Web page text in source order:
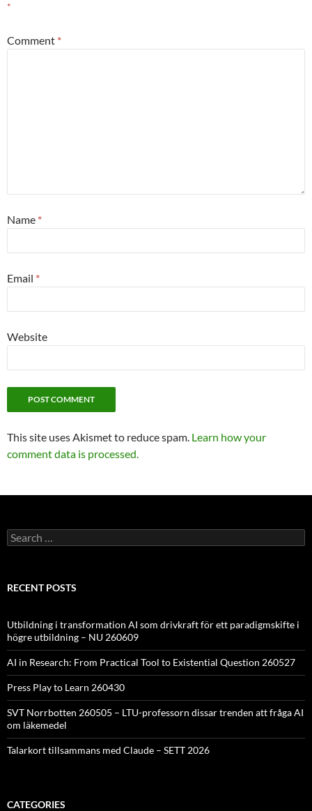
*
Comment *
Name *
Email *
Website
This site uses Akismet to reduce spam. Learn how your
comment data is processed.
Search
for:
RECENT POSTS
Utbildning i transformation AI som drivkraft för ett paradigmskifte i
högre utbildning – NU 260609
AI in Research: From Practical Tool to Existential Question 260527
Press Play to Learn 260430
SVT Norrbotten 260505 – LTU-professorn dissar trenden att fråga AI
om läkemedel
Talarkort tillsammans med Claude – SETT 2026
CATEGORIES